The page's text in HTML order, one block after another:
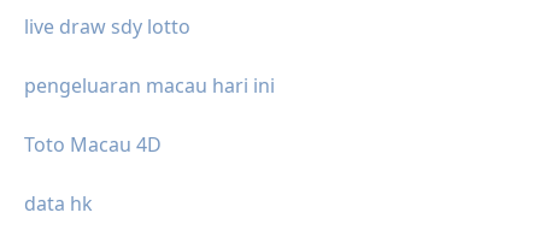
live draw sdy lotto
pengeluaran macau hari ini
Toto Macau 4D
data hk